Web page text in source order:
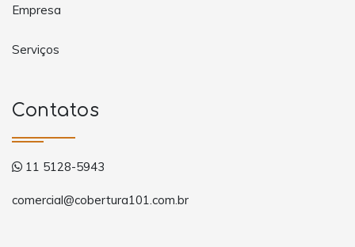
Empresa
Serviços
Contatos
11 5128-5943
comercial@cobertura101.com.br